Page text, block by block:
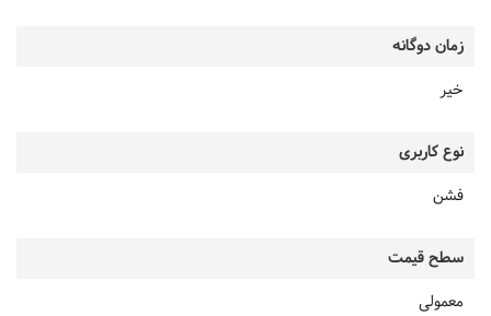
زمان دوگانه
خیر
نوع کاربری
فشن
سطح قیمت
معمولی